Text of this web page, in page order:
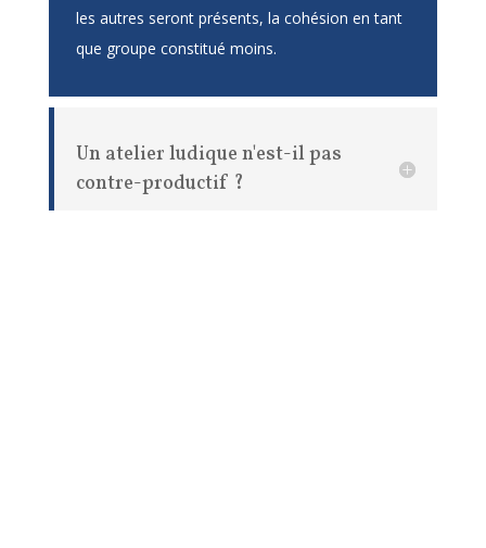
les autres seront présents, la cohésion en tant
que groupe constitué moins.
Un atelier ludique n'est-il pas
contre-productif ?